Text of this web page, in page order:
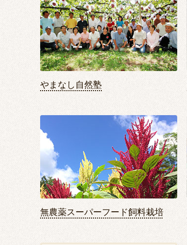
やまなし自然塾
無農薬スーパーフード飼料栽培